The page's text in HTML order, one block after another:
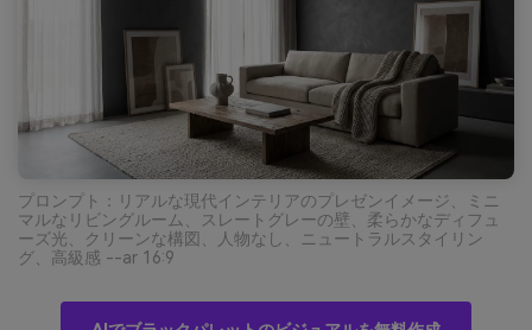
プロンプト：リアルな現代インテリアのプレゼンイメージ、ミニ
マルなリビングルーム、スレートグレーの壁、柔らかなディフュ
ーズ光、クリーンな構図、人物なし、ニュートラルスタイリン
グ、高級感 --ar 16:9